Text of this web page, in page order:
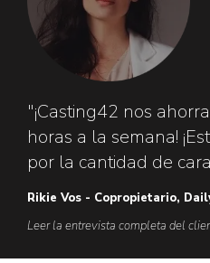
"¡Casting42 nos
horas a la semana!
por la cantidad de
Rikie Vos - Copropietario,
Leer la entrevista completa del